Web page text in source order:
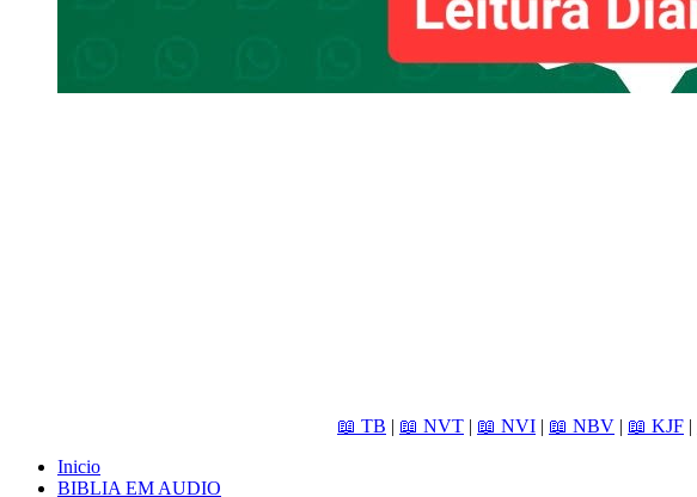
📖 TB | 📖 NVT | 📖 NVI | 📖 NBV | 📖 KJF |
Inicio
BIBLIA EM AUDIO